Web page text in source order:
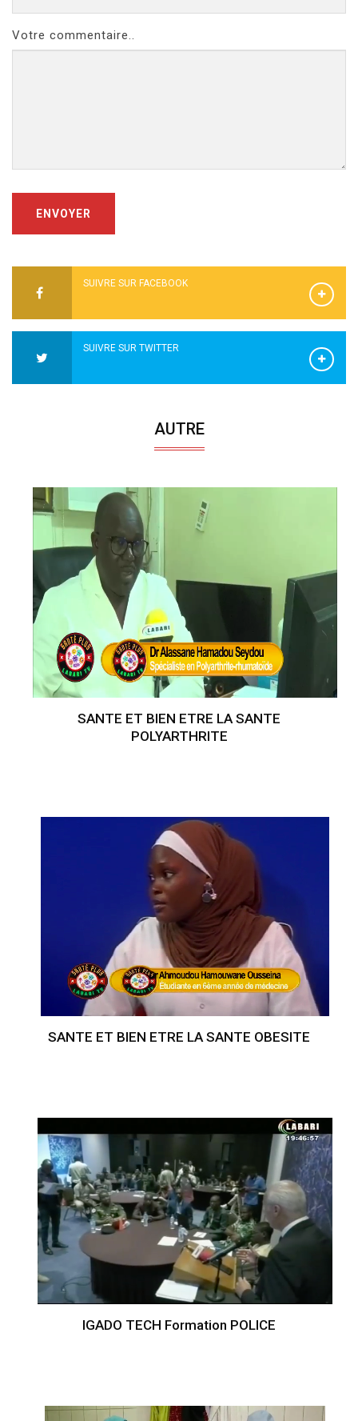
Votre commentaire..
ENVOYER
SUIVRE SUR FACEBOOK
SUIVRE SUR TWITTER
AUTRE
SANTE ET BIEN ETRE LA SANTE
POLYARTHRITE
SANTE ET BIEN ETRE LA SANTE OBESITE
IGADO TECH Formation POLICE